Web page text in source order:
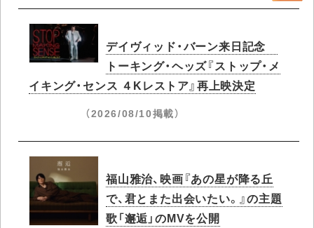
デイヴィッド・バーン来日記念
トーキング・ヘッズ『ストップ・メ
イキング・センス ４Kレストア』再上映決定
（2026/08/10掲載）
福山雅治、映画『あの星が降る丘
で、君とまた出会いたい。』の主題
歌「邂逅」のMVを公開